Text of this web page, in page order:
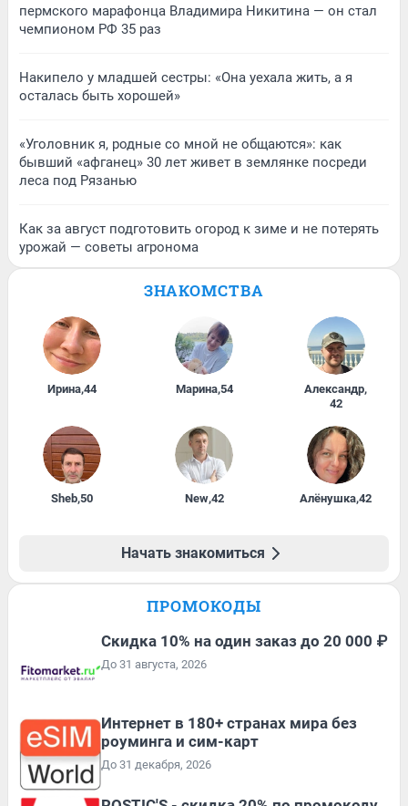
пермского марафонца Владимира Никитина — он стал
чемпионом РФ 35 раз
Накипело у младшей сестры: «Она уехала жить, а я
осталась быть хорошей»
«Уголовник я, родные со мной не общаются»: как
бывший «афганец» 30 лет живет в землянке посреди
леса под Рязанью
Как за август подготовить огород к зиме и не потерять
урожай — советы агронома
ЗНАКОМСТВА
Ирина,44 Марина,54 Александр,
42
Sheb,50 New,42 Алёнушка,42
Начать знакомиться
ПРОМОКОДЫ
Скидка 10% на один заказ до 20 000 ₽
До 31 августа, 2026
Интернет в 180+ странах мира без
роуминга и сим-карт
До 31 декабря, 2026